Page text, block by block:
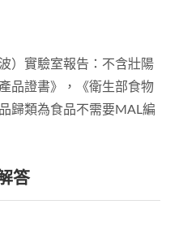
）實驗室報告：不含壯陽
品證書》，《衛生部食物
歸類為食品不需要MAL編
答